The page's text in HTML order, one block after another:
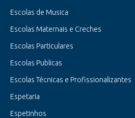
Escolas de Musica
Escolas Maternais e Creches
Escolas Particulares
Escolas Publicas
Escolas Técnicas e Profissionalizantes
Espetaria
Espetinhos